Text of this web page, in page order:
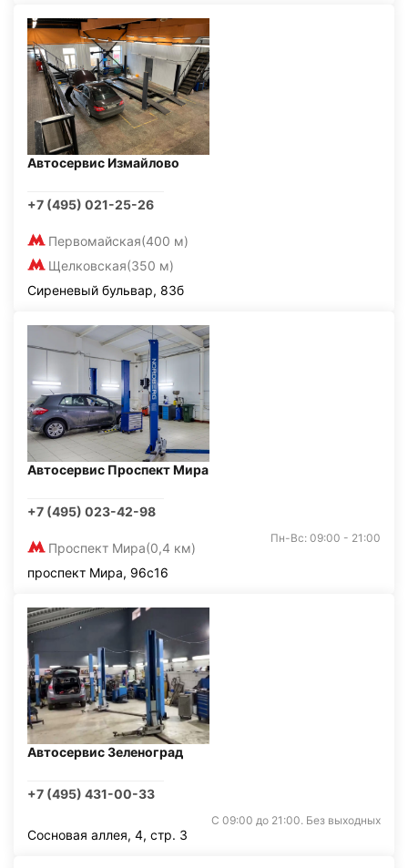
Автосервис Измайлово
+7 (495) 021-25-26
Первомайская(400 м)
Щелковская(350 м)
Сиреневый бульвар, 83б
Автосервис Проспект Мира
+7 (495) 023-42-98
Проспект Мира(0,4 км)
Пн-Вс: 09:00 - 21:00
проспект Мира, 96с16
Автосервис Зеленоград
+7 (495) 431-00-33
С 09:00 до 21:00. Без выходных
Сосновая аллея, 4, стр. 3